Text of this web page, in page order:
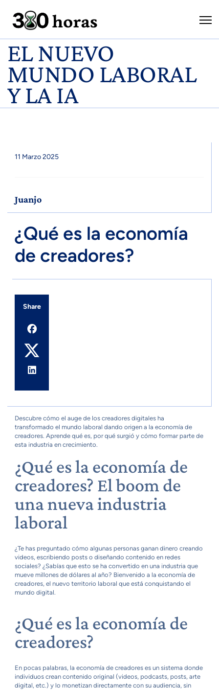
EL NUEVO
MUNDO LABORAL
Y LA IA
11 Marzo 2025
Juanjo
¿Qué es la economía
de creadores?
Share
Descubre cómo el auge de los creadores digitales ha
transformado el mundo laboral dando origen a la economía de
creadores. Aprende qué es, por qué surgió y cómo formar parte de
esta industria en crecimiento.
¿Qué es la economía de
creadores? El boom de
una nueva industria
laboral
¿Te has preguntado cómo algunas personas ganan dinero creando
videos, escribiendo posts o diseñando contenido en redes
sociales? ¿Sabías que esto se ha convertido en una industria que
mueve millones de dólares al año? Bienvenido a la economía de
creadores, el nuevo territorio laboral que está conquistando el
mundo digital.
¿Qué es la economía de
creadores?
En pocas palabras, la economía de creadores es un sistema donde
individuos crean contenido original (videos, podcasts, posts, arte
digital, etc.) y lo monetizan directamente con su audiencia, sin